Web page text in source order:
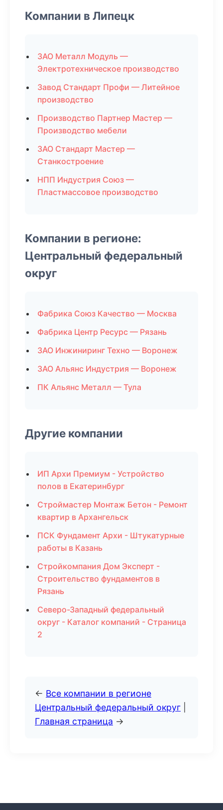
Компании в Липецк
ЗАО Металл Модуль —
Электротехническое производство
Завод Стандарт Профи — Литейное
производство
Производство Партнер Мастер —
Производство мебели
ЗАО Стандарт Мастер —
Станкостроение
НПП Индустрия Союз —
Пластмассовое производство
Компании в регионе:
Центральный федеральный
округ
Фабрика Союз Качество — Москва
Фабрика Центр Ресурс — Рязань
ЗАО Инжиниринг Техно — Воронеж
ЗАО Альянс Индустрия — Воронеж
ПК Альянс Металл — Тула
Другие компании
ИП Архи Премиум - Устройство
полов в Екатеринбург
Строймастер Монтаж Бетон - Ремонт
квартир в Архангельск
ПСК Фундамент Архи - Штукатурные
работы в Казань
Стройкомпания Дом Эксперт -
Строительство фундаментов в
Рязань
Северо-Западный федеральный
округ - Каталог компаний - Страница
2
← Все компании в регионе
Центральный федеральный округ
Главная страница →